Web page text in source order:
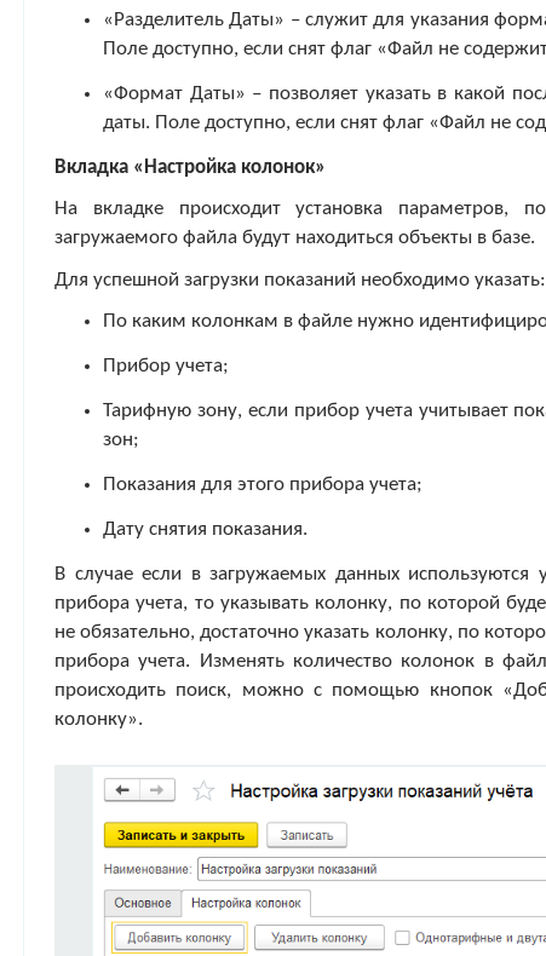
«Разделитель Даты» – служит для указания
Поле доступно, если снят флаг «Файл не
«Формат Даты» – позволяет указать в какой
даты. Поле доступно, если снят флаг «Файл не
Вкладка «Настройка колонок»
На вкладке происходит установка параметров,
загружаемого файла будут находиться объекты в базе.
Для успешной загрузки показаний необходимо указать:
По каким колонкам в файле нужно
Прибор учета;
Тарифную зону, если прибор учета учитывает
зон;
Показания для этого прибора учета;
Дату снятия показания.
В случае если в загружаемых данных используются
прибора учета, то указывать колонку, по которой
не обязательно, достаточно указать колонку, по
прибора учета. Изменять количество колонок в
происходить поиск, можно с помощью кнопок
колонку».